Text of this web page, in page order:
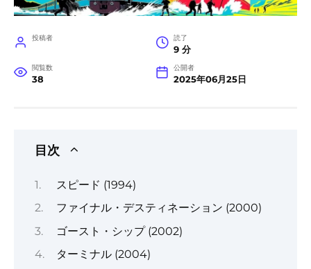
投稿者 読了
9 分
閲覧数
38
公開者
2025年06月25日
目次
スピード (1994)
ファイナル・デスティネーション (2000)
ゴースト・シップ (2002)
ターミナル (2004)